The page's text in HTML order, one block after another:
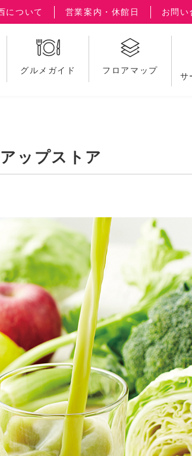
について 営業案内・休館日 お問い
グルメガイド フロアマップ
サ
ップストア